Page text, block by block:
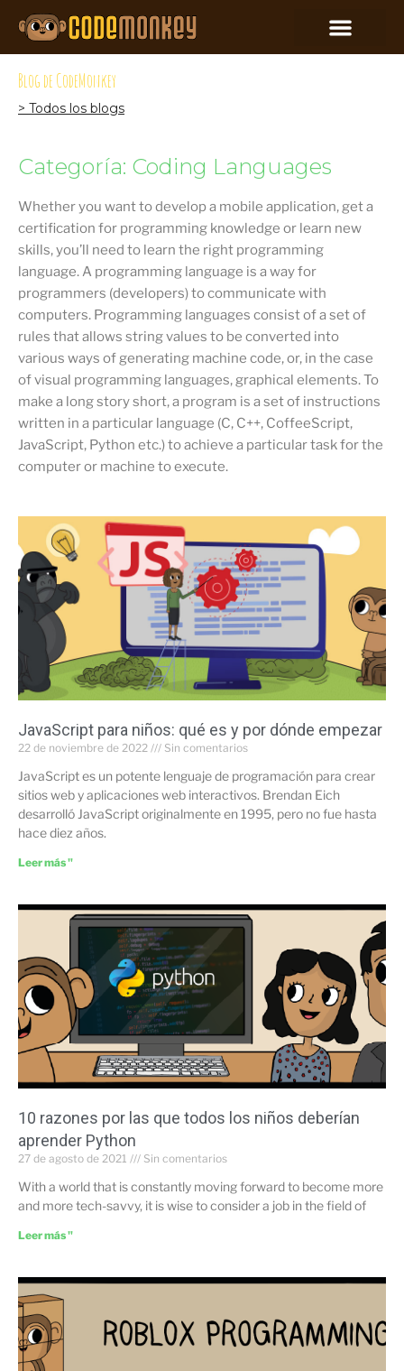
Blog de CodeMonkey
> Todos los blogs
Categoría: Coding Languages
Whether you want to develop a mobile application, get a
certification for programming knowledge or learn new
skills, you’ll need to learn the right programming
language. A programming language is a way for
programmers (developers) to communicate with
computers. Programming languages consist of a set of
rules that allows string values to be converted into
various ways of generating machine code, or, in the case
of visual programming languages, graphical elements. To
make a long story short, a program is a set of instructions
written in a particular language (C, C++, CoffeeScript,
JavaScript, Python etc.) to achieve a particular task for the
computer or machine to execute.
JavaScript para niños: qué es y por dónde empezar
22 de noviembre de 2022 Sin comentarios
JavaScript es un potente lenguaje de programación para crear
sitios web y aplicaciones web interactivos. Brendan Eich
desarrolló JavaScript originalmente en 1995, pero no fue hasta
hace diez años.
Leer más "
10 razones por las que todos los niños deberían
aprender Python
27 de agosto de 2021 Sin comentarios
With a world that is constantly moving forward to become more
and more tech-savvy, it is wise to consider a job in the field of
Leer más "